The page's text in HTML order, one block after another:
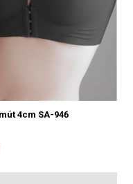
4cm SA-946